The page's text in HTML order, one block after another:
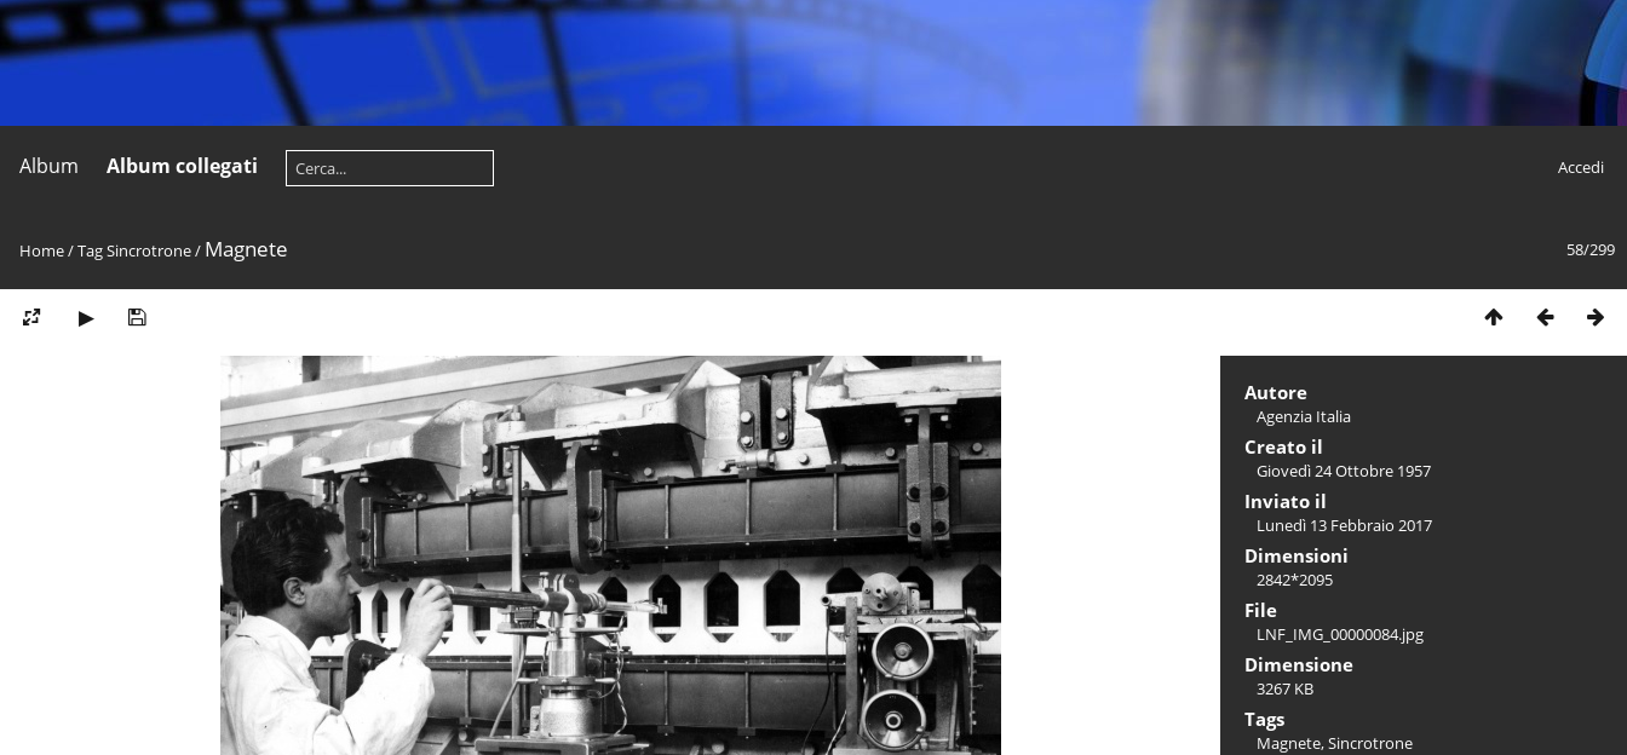
Album Album collegati Accedi
58/299
Home/TagSincrotrone/ Magnete
Autore
Agenzia Italia
Creato il
Giovedì 24 Ottobre 1957
Inviato il
Lunedì 13 Febbraio 2017
Dimensioni
2842*2095
File
LNF_IMG_00000084.jpg
Dimensione
3267 KB
Tags
Magnete,Sincrotrone